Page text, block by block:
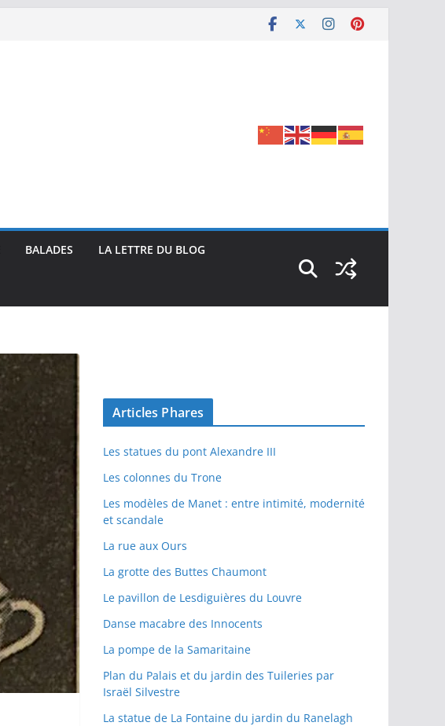
BALADES LA LETTRE DU BLOG
Articles Phares
Les statues du pont Alexandre III
Les colonnes du Trone
Les modèles de Manet : entre intimité, modernité
et scandale
La rue aux Ours
La grotte des Buttes Chaumont
Le pavillon de Lesdiguières du Louvre
Danse macabre des Innocents
La pompe de la Samaritaine
Plan du Palais et du jardin des Tuileries par
Israël Silvestre
La statue de La Fontaine du jardin du Ranelagh